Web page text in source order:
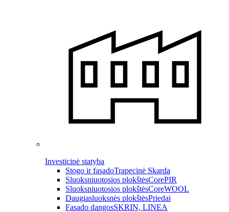
Investicinė statyba
Stogo ir fasadoTrapecinė Skarda
Sluoksniuotosios plokštėsCorePIR
Sluoksniuotosios plokštėsCoreWOOL
Daugiasluoksnės plokštėsPriedai
Fasado dangosSKRIN, LINEA